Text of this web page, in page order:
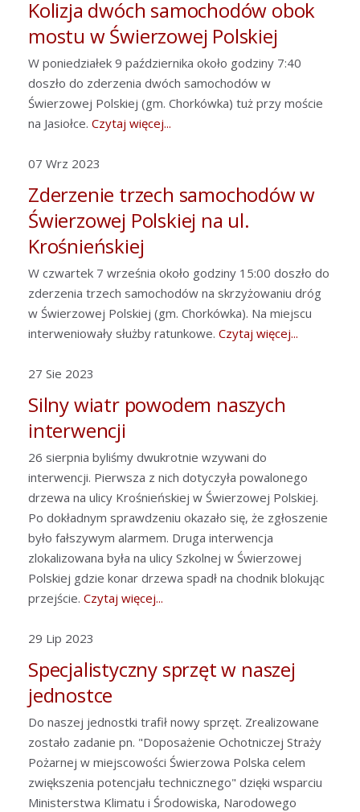
Kolizja dwóch samochodów obok
mostu w Świerzowej Polskiej
W poniedziałek 9 października około godziny 7:40
doszło do zderzenia dwóch samochodów w
Świerzowej Polskiej (gm. Chorkówka) tuż przy moście
na Jasiołce. Czytaj więcej...
07 Wrz 2023
Zderzenie trzech samochodów w
Świerzowej Polskiej na ul.
Krośnieńskiej
W czwartek 7 września około godziny 15:00 doszło do
zderzenia trzech samochodów na skrzyżowaniu dróg
w Świerzowej Polskiej (gm. Chorkówka). Na miejscu
interweniowały służby ratunkowe. Czytaj więcej...
27 Sie 2023
Silny wiatr powodem naszych
interwencji
26 sierpnia byliśmy dwukrotnie wzywani do
interwencji. Pierwsza z nich dotyczyła powalonego
drzewa na ulicy Krośnieńskiej w Świerzowej Polskiej.
Po dokładnym sprawdzeniu okazało się, że zgłoszenie
było fałszywym alarmem. Druga interwencja
zlokalizowana była na ulicy Szkolnej w Świerzowej
Polskiej gdzie konar drzewa spadł na chodnik blokując
przejście. Czytaj więcej...
29 Lip 2023
Specjalistyczny sprzęt w naszej
jednostce
Do naszej jednostki trafił nowy sprzęt. Zrealizowane
zostało zadanie pn. "Doposażenie Ochotniczej Straży
Pożarnej w miejscowości Świerzowa Polska celem
zwiększenia potencjału technicznego" dzięki wsparciu
Ministerstwa Klimatu i Środowiska, Narodowego